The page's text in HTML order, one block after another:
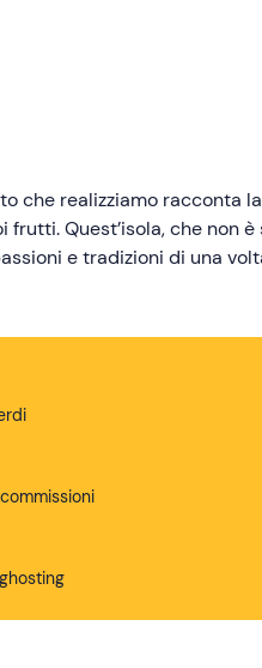
che realizziamo racconta la
Quest’isola, che non è
e tradizioni di una
il vostro corpo e,